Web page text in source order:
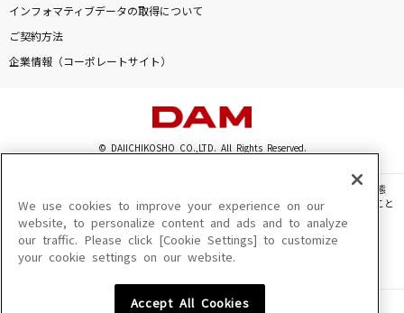
インフォマティブデータの取得について
ご契約方法
企業情報（コーポレートサイト）
© DAIICHIKOSHO CO.,LTD. All Rights Reserved.
このサイトに掲載されている一切の文章・画像・写真・動画・音声等を、手段や形態
を問わず、著作権法の定める範囲を超えて無断で複製、転載、ファイル化などすること
を禁じます。
楽曲及びコンテンツは、機種によりご利用いただけない場合があります。
楽曲及びコンテンツの配信日、配信内容が変更になる場合があります。
We use cookies to improve your experience on our
website, to personalize content and ads and to analyze
our traffic. Please click [Cookie Settings] to customize
your cookie settings on our website.
Accept All Cookies